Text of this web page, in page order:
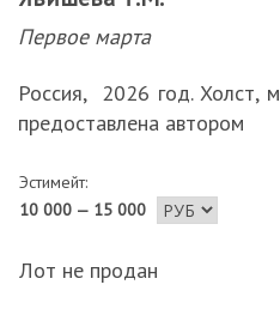
Первое марта
Россия, 2026 год. Холст,
предоставлена автором
Эстимейт:
10 000 — 15 000
Лот не продан